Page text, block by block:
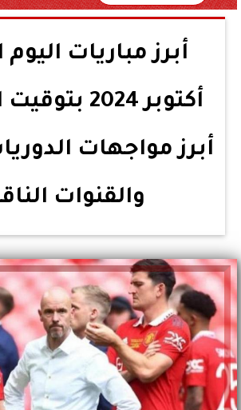
أكتوبر 2024
أبرز مواجهات
والقنوات